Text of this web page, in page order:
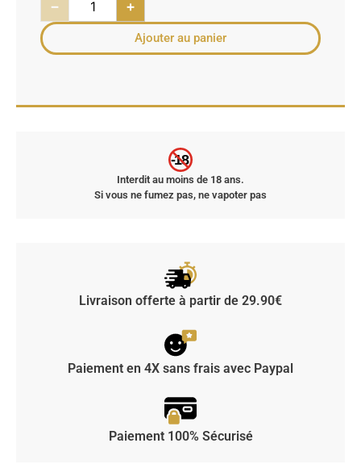
− +
Ajouter au panier
-18
Interdit au moins de 18 ans.
Si vous ne fumez pas, ne vapoter pas
Livraison offerte à partir de 29.90€
Paiement en 4X sans frais avec Paypal
Paiement 100% Sécurisé